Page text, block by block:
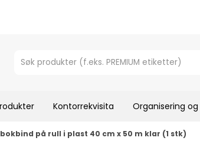
Kontorrekvisita Organisering
bokbind på rull i plast 40 cm x 50 m klar (1 stk)